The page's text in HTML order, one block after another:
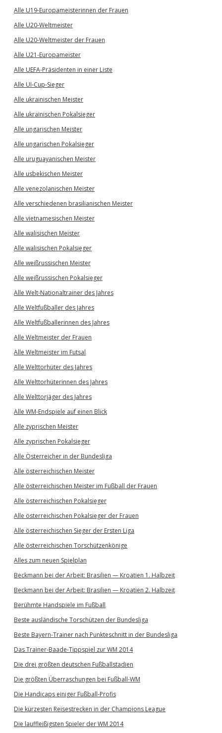
Alle U19-Europameisterinnen der Frauen
Alle U20-Weltmeister
Alle U20-Weltmeister der Frauen
Alle U21-Europameister
Alle UEFA-Präsidenten in einer Liste
Alle UI-Cup-Sieger
Alle ukrainischen Meister
Alle ukrainischen Pokalsieger
Alle ungarischen Meister
Alle ungarischen Pokalsieger
Alle uruguayanischen Meister
Alle usbekischen Meister
Alle venezolanischen Meister
Alle verschiedenen brasilianischen Meister
Alle vietnamesischen Meister
Alle walisischen Meister
Alle walisischen Pokalsieger
Alle weißrussischen Meister
Alle weißrussischen Pokalsieger
Alle Welt-Nationaltrainer des Jahres
Alle Weltfußballer des Jahres
Alle Weltfußballerinnen des Jahres
Alle Weltmeister der Frauen
Alle Weltmeister im Futsal
Alle Welttorhüter des Jahres
Alle Welttorhüterinnen des Jahres
Alle Welttorjäger des Jahres
Alle WM-Endspiele auf einen Blick
Alle zyprischen Meister
Alle zyprischen Pokalsieger
Alle Österreicher in der Bundesliga
Alle österreichischen Meister
Alle österreichischen Meister im Fußball der Frauen
Alle österreichischen Pokalsieger
Alle österreichischen Pokalsieger der Frauen
Alle österreichischen Sieger der Ersten Liga
Alle österreichischen Torschützenkönige
Alles zum neuen Spielplan
Beckmann bei der Arbeit: Brasilien — Kroatien 1. Halbzeit
Beckmann bei der Arbeit: Brasilien — Kroatien 2. Halbzeit
Berühmte Handspiele im Fußball
Beste ausländische Torschützen der Bundesliga
Beste Bayern-Trainer nach Punkteschnitt in der Bundesliga
Das Trainer-Baade-Tippspiel zur WM 2014
Die drei größten deutschen Fußballstadien
Die größten Überraschungen bei Fußball-WM
Die Handicaps einiger Fußball-Profis
Die kürzesten Reisestrecken in der Champions League
Die lauffleißigsten Spieler der WM 2014